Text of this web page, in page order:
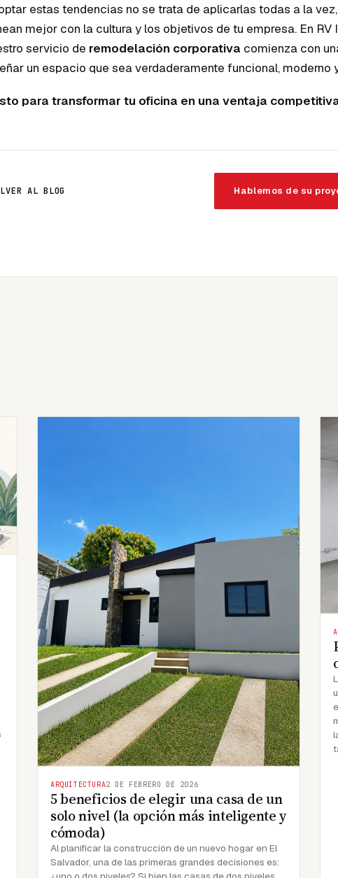
estas tendencias no se trata de aplicarlas todas a la
mejor con la cultura y los objetivos de tu empresa. En RV
servicio de remodelación corporativa comienza con
un espacio que sea verdaderamente funcional, moderno
para transformar tu oficina en una ventaja
AL BLOG Hablemos de su
ARQUITECTURA2 DE FEBRERO DE 2026
5 beneficios de elegir una casa de un
solo nivel (la opción más inteligente y
cómoda)
Al planificar la construcción de un nuevo hogar en El
Salvador, una de las primeras grandes decisiones es: